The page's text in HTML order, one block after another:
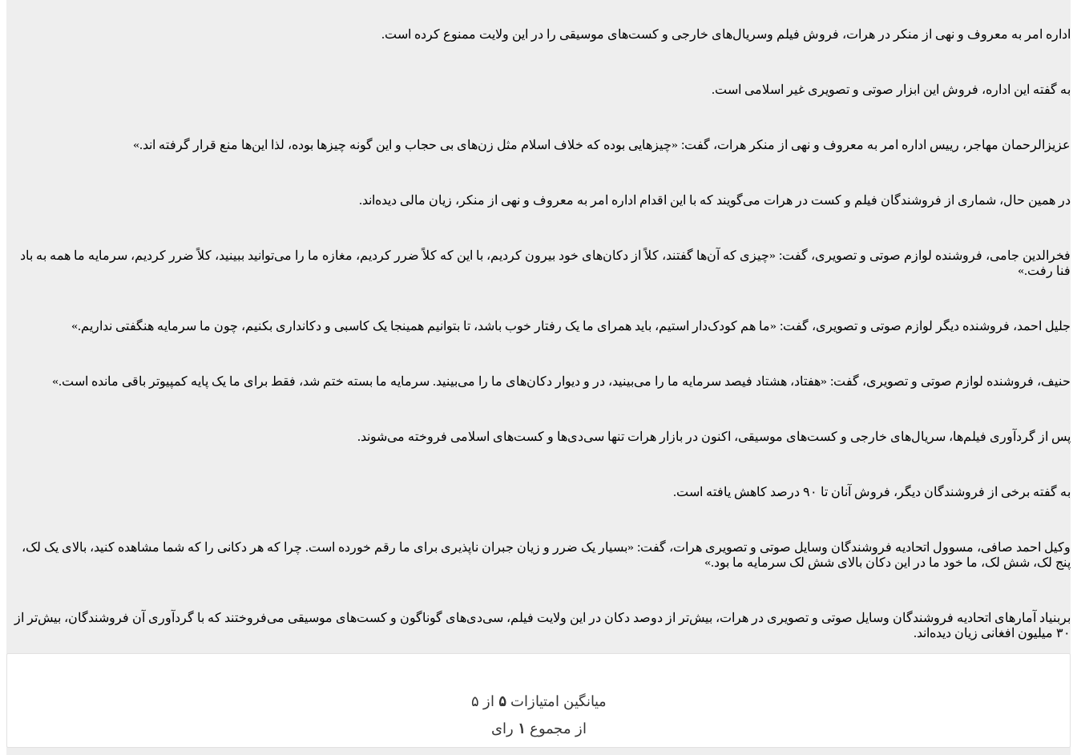
اداره امر به معروف و نهی از منکر در هرات، فروش فیلم‌ وسریال‌های خارجی و کست‌های موسیقی را در این ولایت ممنوع کرده است.
به گفته این اداره، فروش این ابزار صوتی و تصویری غیر اسلامی است.
عزیزالرحمان مهاجر، رییس اداره امر به معروف و نهی از منکر هرات، گفت: «چیزهایی بوده که خلاف اسلام مثل زن‌های بی حجاب و این گونه چیزها بوده، لذا این‌ها منع قرار گرفته اند.»
در همین حال، شماری از فروشندگان فیلم و کست در هرات می‌گویند که با این اقدام اداره امر به معروف و نهی از منکر، زیان مالی دیده‌اند.
فخرالدین جامی، فروشنده لوازم صوتی و تصویری، گفت: «چیزی که آن‌ها گفتند، کلاً از دکان‌های خود بیرون کردیم، با این که کلاً ضرر کردیم، مغازه ما را می‌توانید ببینید، کلاً ضرر کردیم، سرمایه ما همه به باد
فنا رفت.»
جلیل احمد، فروشنده دیگر لوازم صوتی و تصویری، گفت: «ما هم کودک‌دار استیم، باید همرای ما یک رفتار خوب باشد، تا بتوانیم همینجا یک کاسبی و دکانداری بکنیم، چون ما سرمایه هنگفتی نداریم.»
حنیف، فروشنده لوازم صوتی و تصویری، گفت: «هفتاد، هشتاد فیصد سرمایه ما را می‌بینید، در و دیوار دکان‌های ما را می‌بینید. سرمایه ما بسته ختم شد، فقط برای ما یک پایه کمپیوتر باقی مانده است.»
پس از گردآوری فیلم‌ها، سریال‌های خارجی و کست‌های موسیقی، اکنون در بازار هرات تنها سی‌دی‌ها و کست‌های اسلامی فروخته می‌شوند.
به گفته برخی از فروشندگان دیگر، فروش آنان تا ۹۰ درصد کاهش یافته است.
وکیل احمد صافی، مسوول اتحادیه فروشندگان وسایل صوتی و تصویری هرات، گفت: «بسیار یک ضرر و زیان جبران ناپذیری برای ما رقم خورده است. چرا که هر دکانی را که شما مشاهده کنید، بالای یک لک،
پنج لک، شش لک، ما خود ما در این دکان بالای شش لک سرمایه ما بود.»
بربنیاد آمارهای اتحادیه فروشندگان وسایل صوتی و تصویری در هرات، بیش‌تر از دوصد دکان در این ولایت فیلم، سی‌دی‌های گوناگون و کست‌های موسیقی می‌فروختند که با گردآوری آن فروشندگان، بیش‌تر از
۳۰ میلیون افغانی زیان دیده‌اند.
میانگین امتیازات۵ از ۵
از مجموع ۱ رای